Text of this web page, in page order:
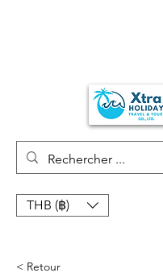
THB (฿)
< Retour